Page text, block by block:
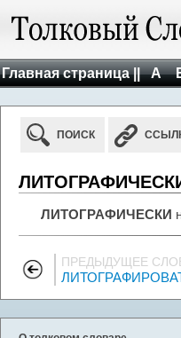
Главная страница || А
ПОИСК
ЛИТОГРАФИЧЕСКИ
ПРЕДЫДУЩЕЕ